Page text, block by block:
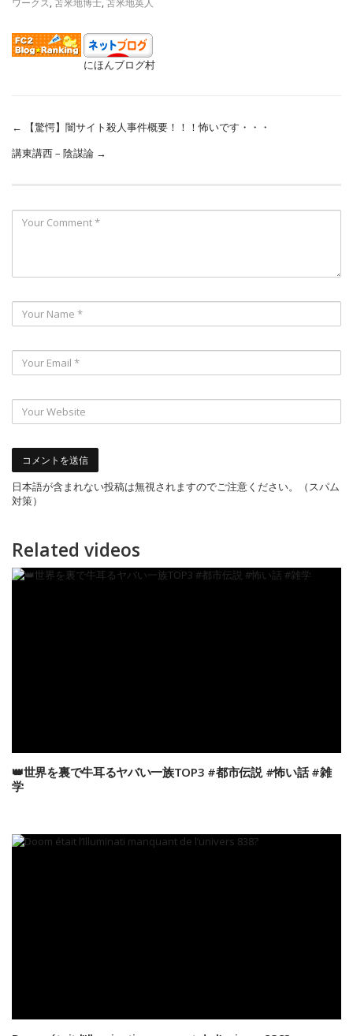
ワークス, 苫米地博士, 苫米地英人
にほんブログ村
←
【驚愕】闇サイト殺人事件概要！！！怖いです・・・
講東講西 – 陰謀論 →
日本語が含まれない投稿は無視されますのでご注意ください。（スパム
対策）
Related videos
👑世界を裏で牛耳るヤバい一族TOP3 #都市伝説 #怖い話 #雑
学